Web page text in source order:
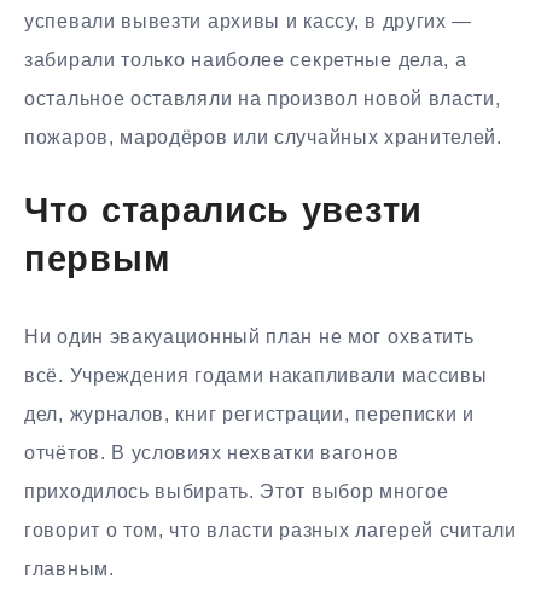
успевали вывезти архивы и кассу, в других —
забирали только наиболее секретные дела, а
остальное оставляли на произвол новой власти,
пожаров, мародёров или случайных хранителей.
Что старались увезти
первым
Ни один эвакуационный план не мог охватить
всё. Учреждения годами накапливали массивы
дел, журналов, книг регистрации, переписки и
отчётов. В условиях нехватки вагонов
приходилось выбирать. Этот выбор многое
говорит о том, что власти разных лагерей считали
главным.